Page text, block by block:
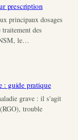
prescription
principaux dosages
des
le…
: guide pratique
grave : il s'agit
trouble